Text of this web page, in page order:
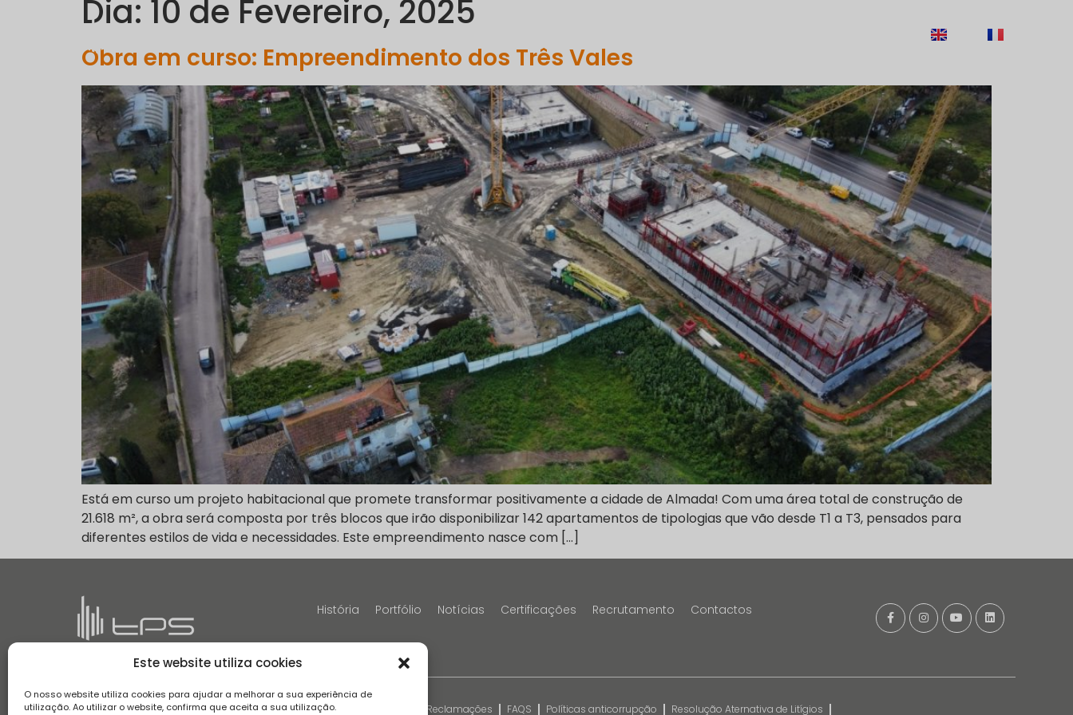
Este website utiliza cookies
O nosso website utiliza cookies para ajudar a melhorar a sua experiência de
utilização. Ao utilizar o website, confirma que aceita a sua utilização.
Dia: 10 de Fevereiro, 2025
Obra em curso: Empreendimento dos Três Vales
Está em curso um projeto habitacional que promete transformar positivamente a cidade de Almada! Com uma área total de construção de
21.618 m², a obra será composta por três blocos que irão disponibilizar 142 apartamentos de tipologias que vão desde T1 a T3, pensados para
diferentes estilos de vida e necessidades. Este empreendimento nasce com […]
História Portfólio Notícias Certificações Recrutamento Contactos
Termos e Condições Aviso de Privacidade Aviso de Cookies Livro de Reclamações FAQS Políticas anticorrupção Resolução Aternativa de Litígios